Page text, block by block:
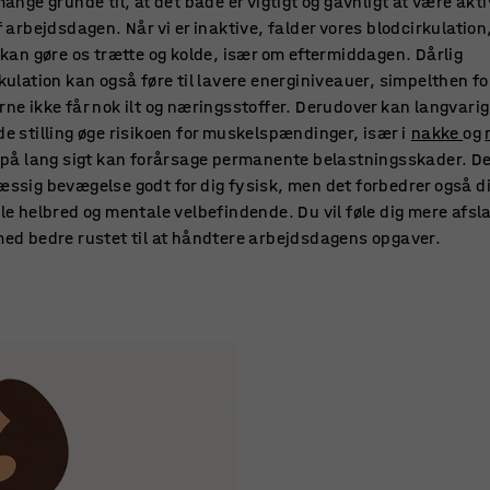
arbejdsdagen. Når vi er inaktive, falder vores blodcirkulation,
gøre os trætte og kolde, især om eftermiddagen. Dårlig
kan også føre til lavere energiniveauer, simpelthen
ikke får nok ilt og næringsstoffer. Derudover kan langvarig
stilling øge risikoen for muskelspændinger, især i nakke og
lang sigt kan forårsage permanente belastningsskader.
bevægelse godt for dig fysisk, men det forbedrer også
helbred og mentale velbefindende. Du vil føle dig mere
bedre rustet til at håndtere arbejdsdagens opgaver.